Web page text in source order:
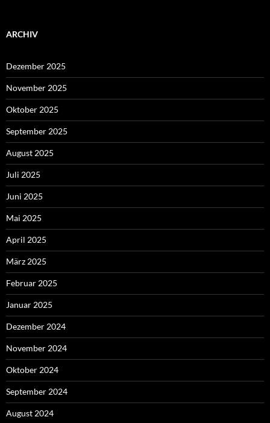
ARCHIV
Dezember 2025
November 2025
Oktober 2025
September 2025
August 2025
Juli 2025
Juni 2025
Mai 2025
April 2025
März 2025
Februar 2025
Januar 2025
Dezember 2024
November 2024
Oktober 2024
September 2024
August 2024